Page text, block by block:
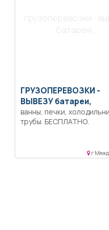
грузоперевозки -
батареи,
ГРУЗОПЕРЕВОЗКИ -
ВЫВЕЗУ батареи,
ванны, печки,
трубы. БЕСПЛАТНО.
г